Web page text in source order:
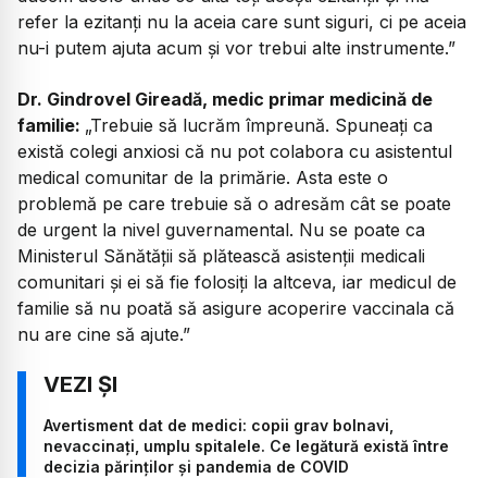
refer la ezitanți nu la aceia care sunt siguri, ci pe aceia
nu-i putem ajuta acum și vor trebui alte instrumente.”
Dr. Gindrovel Gireadă, medic primar medicină de
familie: „Trebuie să lucrăm împreună. Spuneați ca
există colegi anxiosi că nu pot colabora cu asistentul
medical comunitar de la primărie. Asta este o
problemă pe care trebuie să o adresăm cât se poate
de urgent la nivel guvernamental. Nu se poate ca
Ministerul Sănătății să plătească asistenții medicali
comunitari și ei să fie folosiți la altceva, iar medicul de
familie să nu poată să asigure acoperire vaccinala că
nu are cine să ajute.”
Avertisment dat de medici: copii grav bolnavi,
nevaccinați, umplu spitalele. Ce legătură există între
decizia părinților și pandemia de COVID